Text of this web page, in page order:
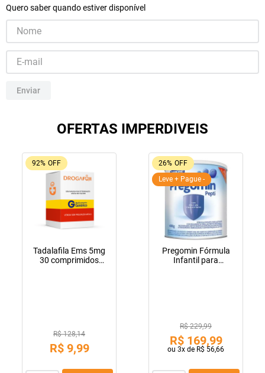
Quero saber quando estiver disponível
Enviar
OFERTAS IMPERDIVEIS
92% OFF
Tadalafila Ems 5mg
30 comprimidos
R$ 128,14
R$ 9,99
26% OFF
Leve + Pague -
Pregomin Fórmula
Infantil para
R$ 229,99
R$ 169,99
ou 3x de R$ 56,66
lola